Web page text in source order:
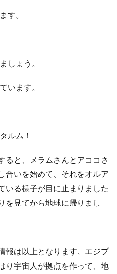
す。
しょう。
います。
ルム！
ると、メラムさんとアココさ
合いを始めて、それをオルア
いる様子が目に止まりました
を見てから地球に帰りまし
報は以上となります。エジプ
り宇宙人が拠点を作って、地